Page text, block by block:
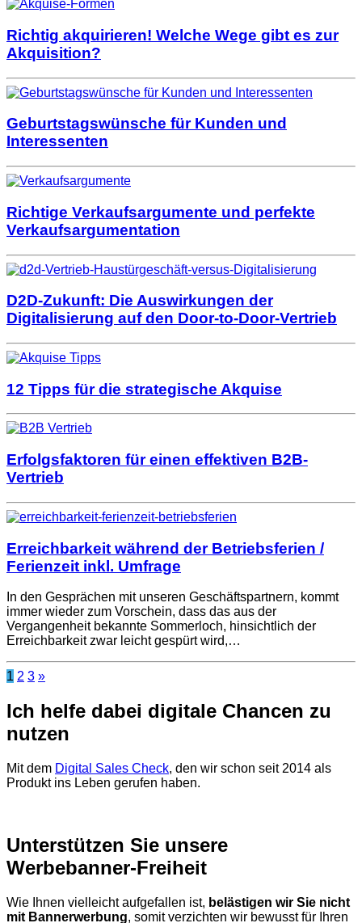
Richtig akquirieren! Welche Wege gibt es zur
Akquisition?
Geburtstagswünsche für Kunden und
Interessenten
Richtige Verkaufsargumente und perfekte
Verkaufsargumentation
D2D-Zukunft: Die Auswirkungen der
Digitalisierung auf den Door-to-Door-Vertrieb
12 Tipps für die strategische Akquise
Erfolgsfaktoren für einen effektiven B2B-
Vertrieb
Erreichbarkeit während der Betriebsferien /
Ferienzeit inkl. Umfrage
In den Gesprächen mit unseren Geschäftspartnern, kommt
immer wieder zum Vorschein, dass das aus der
Vergangenheit bekannte Sommerloch, hinsichtlich der
Erreichbarkeit zwar leicht gespürt wird,…
1 2 3 »
Ich helfe dabei digitale Chancen zu
nutzen
Mit dem Digital Sales Check, den wir schon seit 2014 als
Produkt ins Leben gerufen haben.
Unterstützen Sie unsere
Werbebanner-Freiheit
Wie Ihnen vielleicht aufgefallen ist, belästigen wir Sie nicht
mit Bannerwerbung, somit verzichten wir bewusst für Ihren